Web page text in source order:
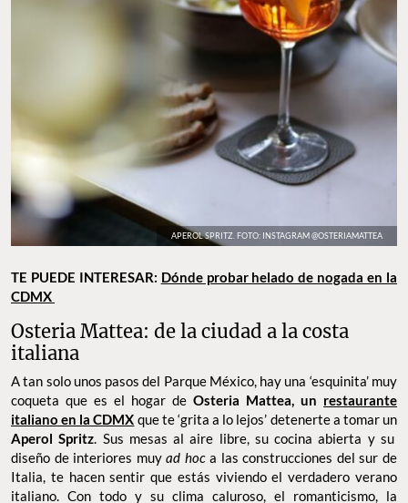
APEROL SPRITZ. FOTO: INSTAGRAM @OSTERIAMATTEA
TE PUEDE INTERESAR: Dónde probar helado de nogada en la
CDMX
Osteria Mattea: de la ciudad a la costa
italiana
A tan solo unos pasos del Parque México, hay una ‘esquinita’ muy
coqueta que es el hogar de Osteria Mattea, un restaurante
italiano en la CDMX que te ‘grita a lo lejos’ detenerte a tomar un
Aperol Spritz. Sus mesas al aire libre, su cocina abierta y su
diseño de interiores muyad hoca las construcciones del sur de
Italia, te hacen sentir que estás viviendo el verdadero verano
italiano. Con todo y su clima caluroso, el romanticismo, la